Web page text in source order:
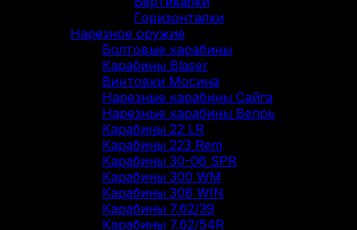
Горизонталки
Нарезное оружие
Болтовые карабины
Карабины Blaser
Винтовки Мосина
Нарезные карабины Сайга
Нарезные карабины Вепрь
Карабины 22 LR
Карабины 223 Rem
Карабины 30-06 SPR
Карабины 300 WM
Карабины 308 WIN
Карабины 7.62/39
Карабины 7.62/54R